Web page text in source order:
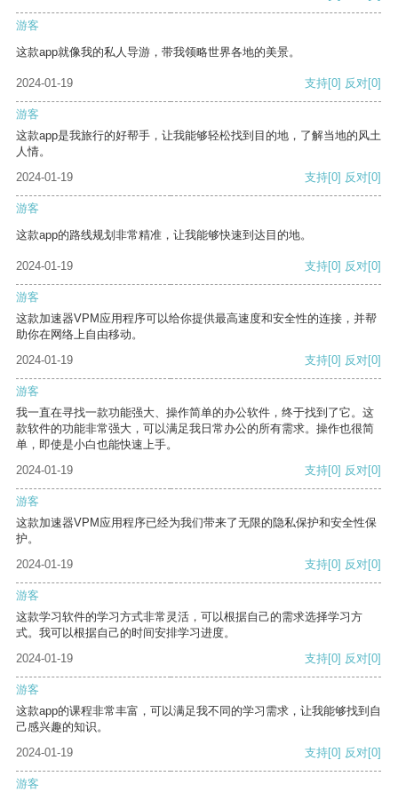
游客
这款app就像我的私人导游，带我领略世界各地的美景。
2024-01-19 支持[0] 反对[0]
游客
这款app是我旅行的好帮手，让我能够轻松找到目的地，了解当地的风土
人情。
2024-01-19
支持[0] 反对[0]
游客
这款app的路线规划非常精准，让我能够快速到达目的地。
2024-01-19 支持[0] 反对[0]
游客
这款加速器VPM应用程序可以给你提供最高速度和安全性的连接，并帮
助你在网络上自由移动。
2024-01-19
支持[0] 反对[0]
游客
我一直在寻找一款功能强大、操作简单的办公软件，终于找到了它。这
款软件的功能非常强大，可以满足我日常办公的所有需求。操作也很简
单，即使是小白也能快速上手。
2024-01-19
支持[0] 反对[0]
游客
这款加速器VPM应用程序已经为我们带来了无限的隐私保护和安全性保
护。
2024-01-19
支持[0] 反对[0]
游客
这款学习软件的学习方式非常灵活，可以根据自己的需求选择学习方
式。我可以根据自己的时间安排学习进度。
2024-01-19
支持[0] 反对[0]
游客
这款app的课程非常丰富，可以满足我不同的学习需求，让我能够找到自
己感兴趣的知识。
2024-01-19
支持[0] 反对[0]
游客